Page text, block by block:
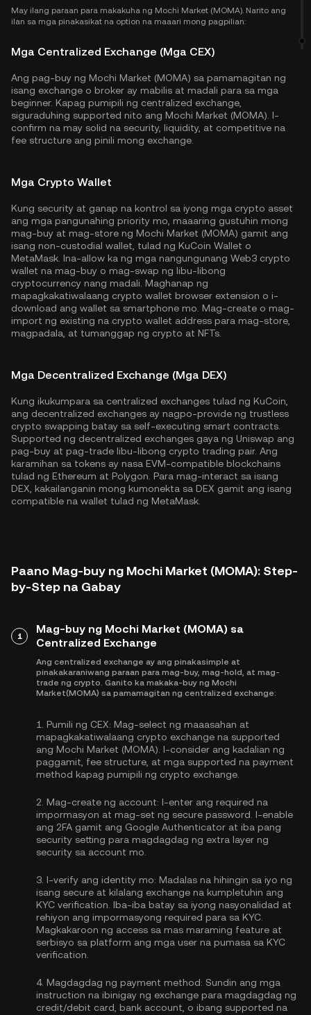
May ilang paraan para makakuha ng Mochi Market (MOMA). Narito ang
ilan sa mga pinakasikat na option na maaari mong pagpilian:
Mga Centralized Exchange (Mga CEX)
Ang pag-buy ng Mochi Market (MOMA) sa pamamagitan ng
isang exchange o broker ay mabilis at madali para sa mga
beginner. Kapag pumipili ng centralized exchange,
siguraduhing supported nito ang Mochi Market (MOMA). I-
confirm na may solid na security, liquidity, at competitive na
fee structure ang pinili mong exchange.
Mga Crypto Wallet
Kung security at ganap na kontrol sa iyong mga crypto asset
ang mga pangunahing priority mo, maaaring gustuhin mong
mag-buy at mag-store ng Mochi Market (MOMA) gamit ang
isang non-custodial wallet, tulad ng KuCoin Wallet o
MetaMask. Ina-allow ka ng mga nangungunang Web3 crypto
wallet na mag-buy o mag-swap ng libu-libong
cryptocurrency nang madali. Maghanap ng
mapagkakatiwalaang crypto wallet browser extension o i-
download ang wallet sa smartphone mo. Mag-create o mag-
import ng existing na crypto wallet address para mag-store,
magpadala, at tumanggap ng crypto at NFTs.
Mga Decentralized Exchange (Mga DEX)
Kung ikukumpara sa centralized exchanges tulad ng KuCoin,
ang decentralized exchanges ay nagpo-provide ng trustless
crypto swapping batay sa self-executing smart contracts.
Supported ng decentralized exchanges gaya ng Uniswap ang
pag-buy at pag-trade libu-libong crypto trading pair. Ang
karamihan sa tokens ay nasa EVM-compatible blockchains
tulad ng Ethereum at Polygon . Para mag-interact sa isang
DEX, kakailanganin mong kumonekta sa DEX gamit ang isang
compatible na wallet tulad ng MetaMask.
Paano Mag-buy ng Mochi Market (MOMA): Step-
by-Step na Gabay
1
Mag-buy ng Mochi Market (MOMA) sa
Centralized Exchange
Ang centralized exchange ay ang pinakasimple at
pinakakaraniwang paraan para mag-buy, mag-hold, at mag-
trade ng crypto. Ganito ka makaka-buy ng Mochi
Market(MOMA) sa pamamagitan ng centralized exchange:
1. Pumili ng CEX: Mag-select ng maaasahan at
mapagkakatiwalaang crypto exchange na supported
ang Mochi Market (MOMA). I-consider ang kadalian ng
paggamit, fee structure, at mga supported na payment
method kapag pumipili ng crypto exchange.
2. Mag-create ng account: I-enter ang required na
impormasyon at mag-set ng secure password. I-enable
ang 2FA gamit ang Google Authenticator at iba pang
security setting para magdagdag ng extra layer ng
security sa account mo.
3. I-verify ang identity mo: Madalas na hihingin sa iyo ng
isang secure at kilalang exchange na kumpletuhin ang
KYC verification . Iba-iba batay sa iyong nasyonalidad at
rehiyon ang impormasyong required para sa KYC.
Magkakaroon ng access sa mas maraming feature at
serbisyo sa platform ang mga user na pumasa sa KYC
verification.
4. Magdagdag ng payment method: Sundin ang mga
instruction na ibinigay ng exchange para magdagdag ng
credit/debit card, bank account, o ibang supported na